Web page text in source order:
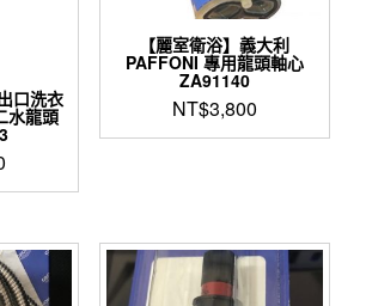
口洗衣
水龍頭
【麗室衛浴】義大利
PAFFONI 專用龍頭軸心
ZA91140
NT$3,800